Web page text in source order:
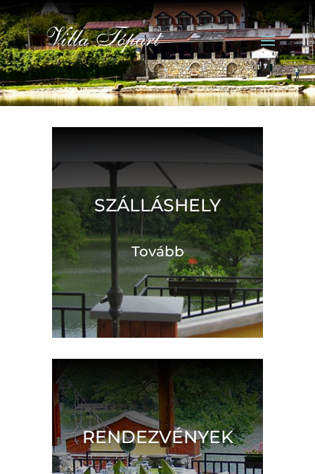
SZÁLLÁSHELY
Tovább
RENDEZVÉNYEK